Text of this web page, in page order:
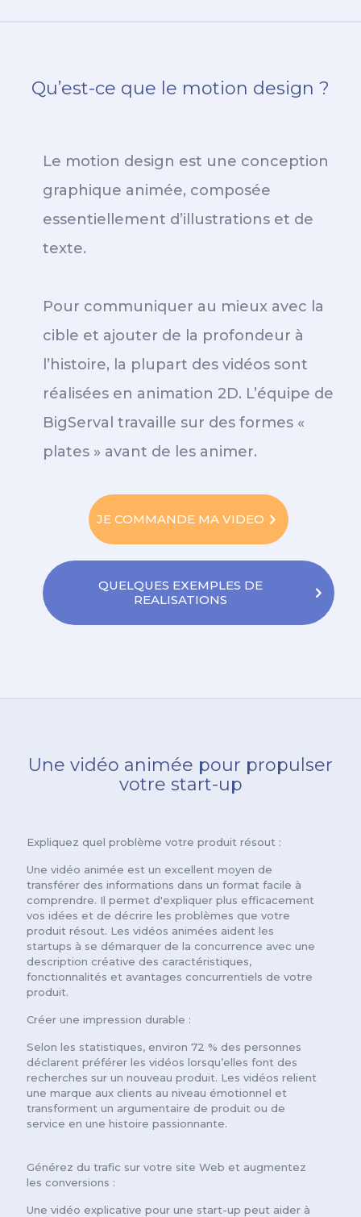
Qu’est-ce que le motion design ?
Le motion design est une conception
graphique animée, composée
essentiellement d’illustrations et de
texte.
Pour communiquer au mieux avec la
cible et ajouter de la profondeur à
l’histoire, la plupart des vidéos sont
réalisées en animation 2D. L’équipe de
BigServal travaille sur des formes «
plates » avant de les animer.
JE COMMANDE MA VIDEO
QUELQUES EXEMPLES DE
REALISATIONS
Une vidéo animée pour propulser
votre start-up
Expliquez quel problème votre produit résout :
Une vidéo animée est un excellent moyen de
transférer des informations dans un format facile à
comprendre. Il permet d'expliquer plus efficacement
vos idées et de décrire les problèmes que votre
produit résout. Les vidéos animées aident les
startups à se démarquer de la concurrence avec une
description créative des caractéristiques,
fonctionnalités et avantages concurrentiels de votre
produit.
Créer une impression durable :
Selon les statistiques, environ 72 % des personnes
déclarent préférer les vidéos lorsqu’elles font des
recherches sur un nouveau produit. Les vidéos relient
une marque aux clients au niveau émotionnel et
transforment un argumentaire de produit ou de
service en une histoire passionnante.
Générez du trafic sur votre site Web et augmentez
les conversions :
Une vidéo explicative pour une start-up peut aider à